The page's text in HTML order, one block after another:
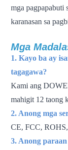
mga pagpapabuti
karanasan sa
Mga
1. Kayo ba ay
tagagawa?
Kami ang
mahigit 12 taong
2. Anong mga
CE, FCC,
3. Anong